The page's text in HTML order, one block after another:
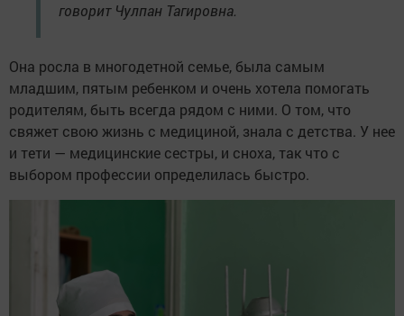
говорит Чулпан Тагировна.
Она росла в многодетной семье, была самым
младшим, пятым ребенком и очень хотела помогать
родителям, быть всегда рядом с ними. О том, что
свяжет свою жизнь с медициной, знала с детства. У нее
и тети — медицинские сестры, и сноха, так что с
выбором профессии определилась быстро.